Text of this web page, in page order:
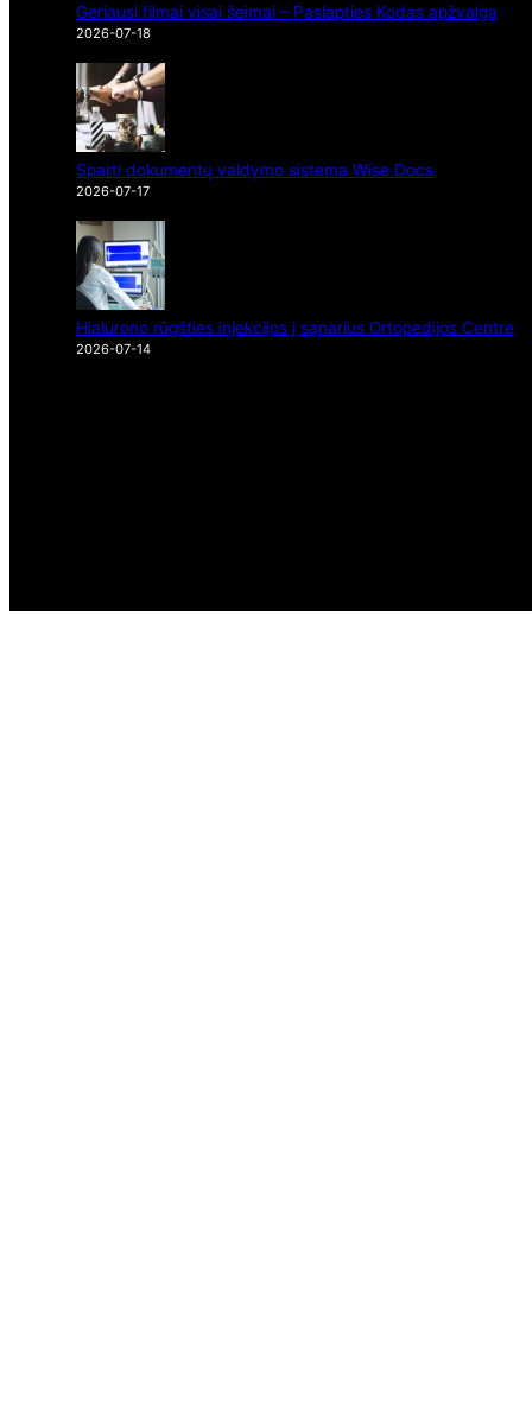
Geriausi filmai visai šeimai – Paslapties Kodas apžvalga
2026-07-18
Sparti dokumentų valdymo sistema Wise Docs
2026-07-17
Hialurono rūgšties injekcijos į sąnarius Ortopedijos Centre
2026-07-14